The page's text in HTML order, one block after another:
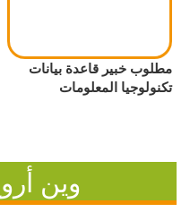
مطلوب خبير قاعدة بيانات
تكنولوجيا المعلومات
وين